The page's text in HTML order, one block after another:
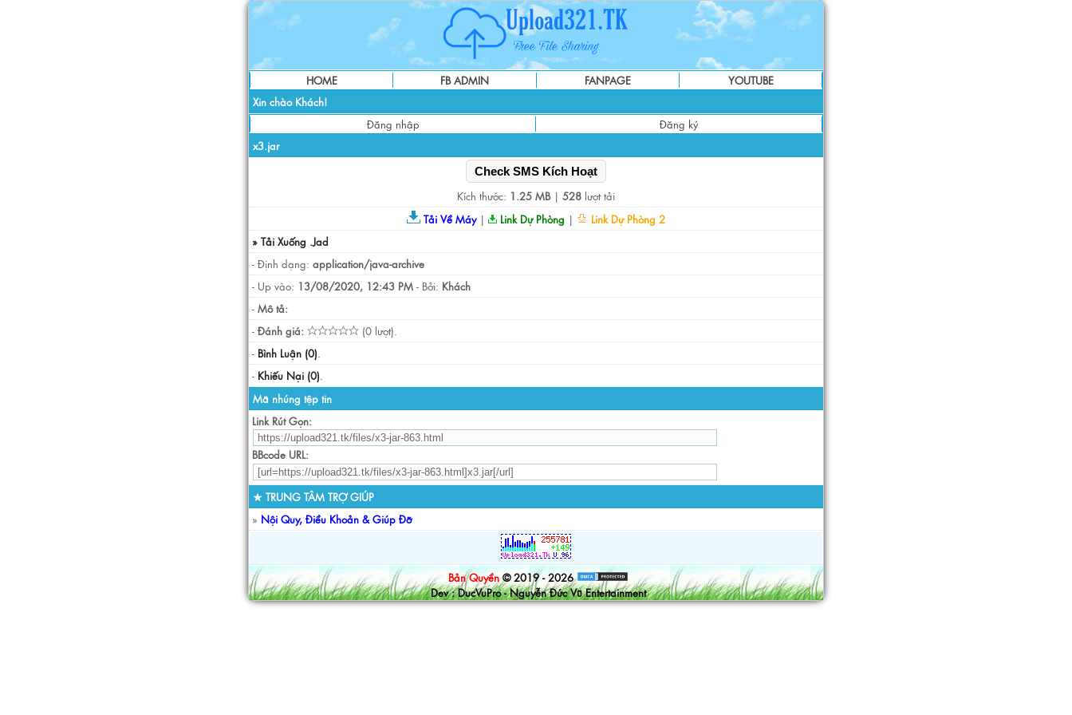
HOME FB ADMIN FANPAGE
YOUTUBE
Xin chào Khách!
Đăng nhập
Đăng ký
x3.jar
Check SMS Kích Hoạt
Kích thước: 1.25 MB| 528 lượt tải
Tải Về Máy| Link Dự Phòng |
Link Dự Phòng 2
» Tải Xuống .Jad
- Định dạng: application/java-archive
- Up vào: 13/08/2020, 12:43 PM - Bởi: Khách
- Mô tả:
- Đánh giá:
(0 lượt).
- Bình Luận (0).
- Khiếu Nại (0).
Mã nhúng tệp tin
Link Rút Gọn:
BBcode URL:
★ TRUNG TÂM TRỢ GIÚP
» Nội Quy, Điều Khoản & Giúp Đỡ
Bản Quyền © 2019 - 2026
Dev : DucVuPro - Nguyễn Đức Vũ Entertainment